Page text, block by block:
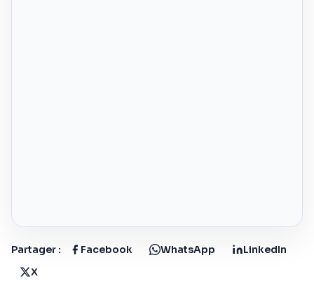
Partager : Facebook WhatsApp
LinkedIn
X